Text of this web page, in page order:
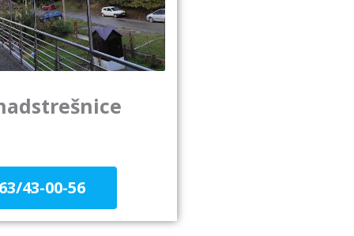
43-00-56